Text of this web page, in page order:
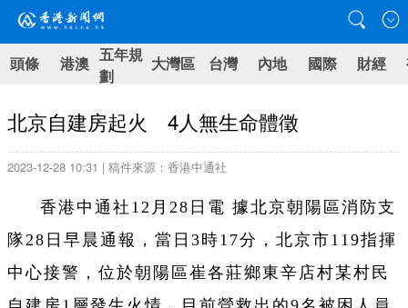
頭條 港澳 五年規
劃
大灣區 台灣 內地 國際 財經
北京自建房起火 4人無生命體徵
2023-12-28 10:31 | 稿件來源：香港中通社
香港中通社12月28日電 據北京朝陽區消防支
隊28日早晨通報，當日3時17分，北京市119指揮
中心接警，位於朝陽區崔各莊鄉東辛店村某村民